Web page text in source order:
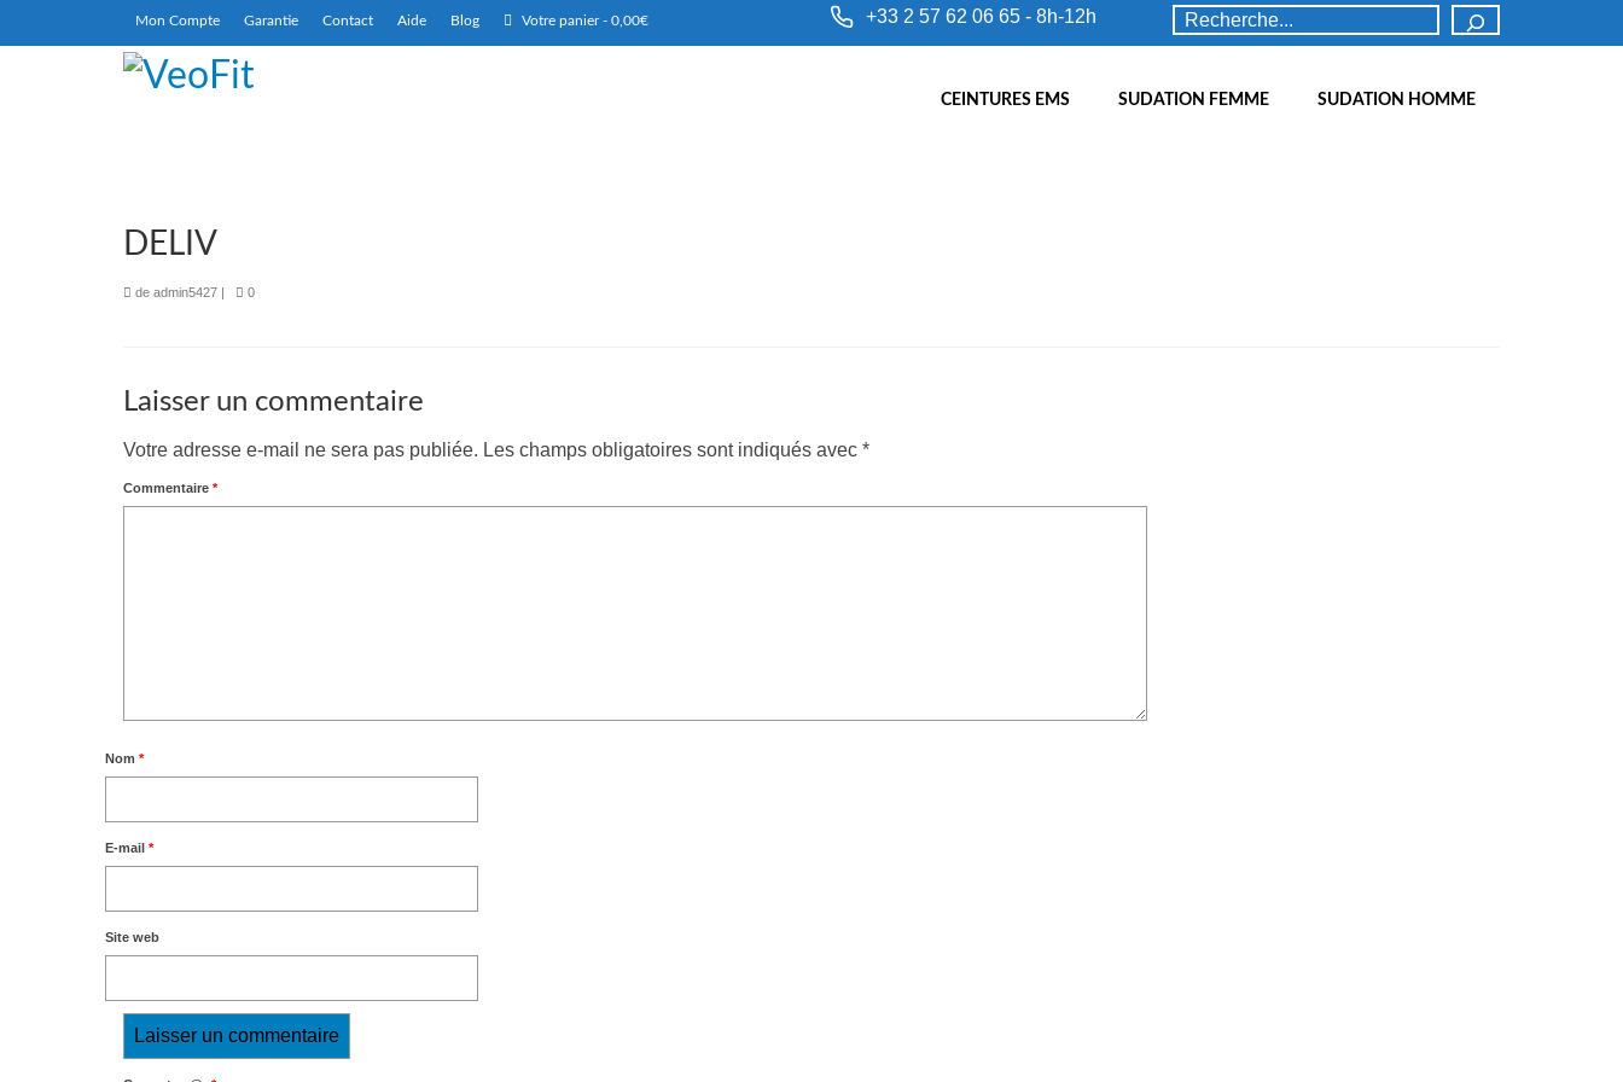
Mon Compte Garantie Contact Aide Blog Votre panier- 0,00€ +33 2 57 62 06 65 - 8h-12h Rechercher
CEINTURES EMS SUDATION FEMME SUDATION HOMME
DELIV
de admin5427 | 0
Laisser un commentaire
Votre adresse e-mail ne sera pas publiée. Les champs obligatoires sont indiqués avec *
Commentaire *
Nom *
E-mail *
Site web